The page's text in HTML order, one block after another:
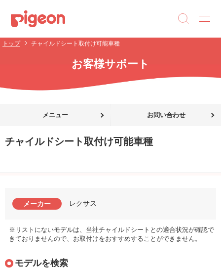
トップ チャイルドシート取付け可能車種
お客様サポート
メニュー お問い合わせ
チャイルドシート取付け可能車種
メーカー レクサス
※リストにないモデルは、当社チャイルドシートとの適合状況が確認で
きておりませんので、お取付けをおすすめすることができません。
モデルを検索